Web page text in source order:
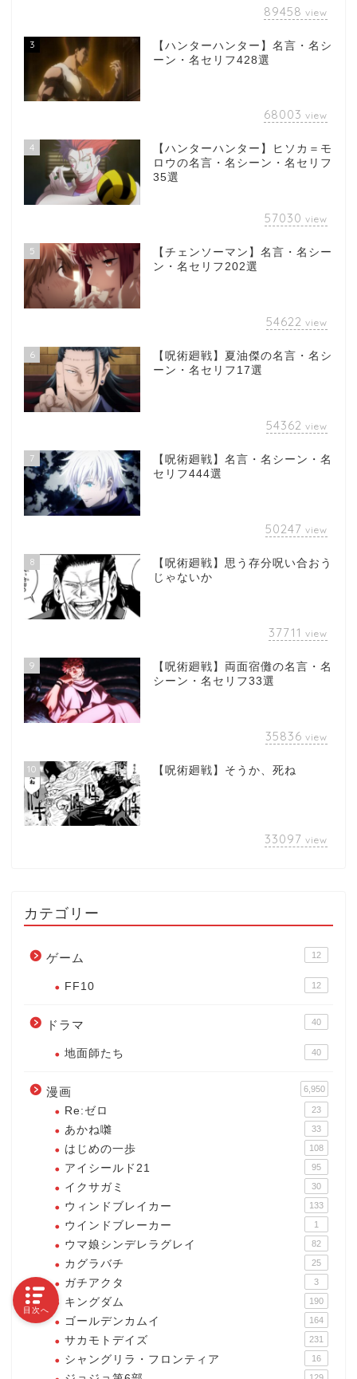
89458 view
3
【ハンターハンター】名言・名シ
ーン・名セリフ428選
68003 view
4
【ハンターハンター】ヒソカ＝モ
ロウの名言・名シーン・名セリフ
35選
57030 view
5
【チェンソーマン】名言・名シー
ン・名セリフ202選
54622 view
6
【呪術廻戦】夏油傑の名言・名シ
ーン・名セリフ17選
54362 view
7
【呪術廻戦】名言・名シーン・名
セリフ444選
50247 view
8
【呪術廻戦】思う存分呪い合おう
じゃないか
37711 view
9
【呪術廻戦】両面宿儺の名言・名
シーン・名セリフ33選
35836 view
10 【呪術廻戦】そうか、死ね
33097 view
カテゴリー
ゲーム 12
FF10 12
ドラマ 40
地面師たち 40
漫画 6,950
Re:ゼロ 23
あかね囃 33
はじめの一歩 108
アイシールド21 95
イクサガミ 30
ウィンドブレイカー 133
ウインドブレーカー 1
ウマ娘シンデレラグレイ 82
カグラバチ 25
ガチアクタ 3
キングダム 190
ゴールデンカムイ 164
サカモトデイズ 231
シャングリラ・フロンティア 16
目次へ